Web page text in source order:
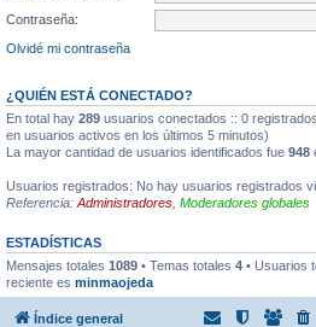
Contraseña:
Olvidé mi contraseña
¿QUIÉN ESTÁ CONECTADO?
En total hay 289 usuarios conectados :: 0
en usuarios activos en los últimos 5 minutos)
La mayor cantidad de usuarios identificados fue 948
Usuarios registrados: No hay usuarios registrados
Referencia: Administradores Moderadores globales
ESTADÍSTICAS
Mensajes totales 1089 • Temas totales 4 • Usuarios
reciente es minmaojeda
Índice general